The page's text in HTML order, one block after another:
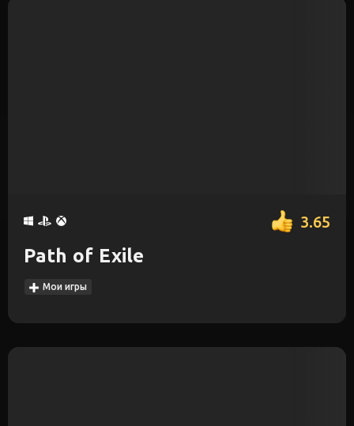
3.65
Path of Exile
Мои игры